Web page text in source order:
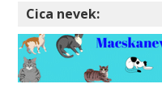
Cica nevek: